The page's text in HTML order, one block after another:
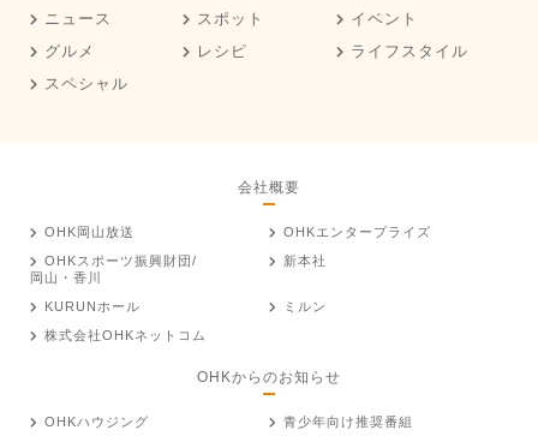
ニュース スポット
イベント
グルメ
レシピ
ライフスタイル
スペシャル
会社概要
OHK岡山放送
OHKエンタープライズ
OHKスポーツ振興財団/
岡山・香川
新本社
KURUNホール
ミルン
株式会社OHKネットコム
OHKからのお知らせ
OHKハウジング 青少年向け推奨番組